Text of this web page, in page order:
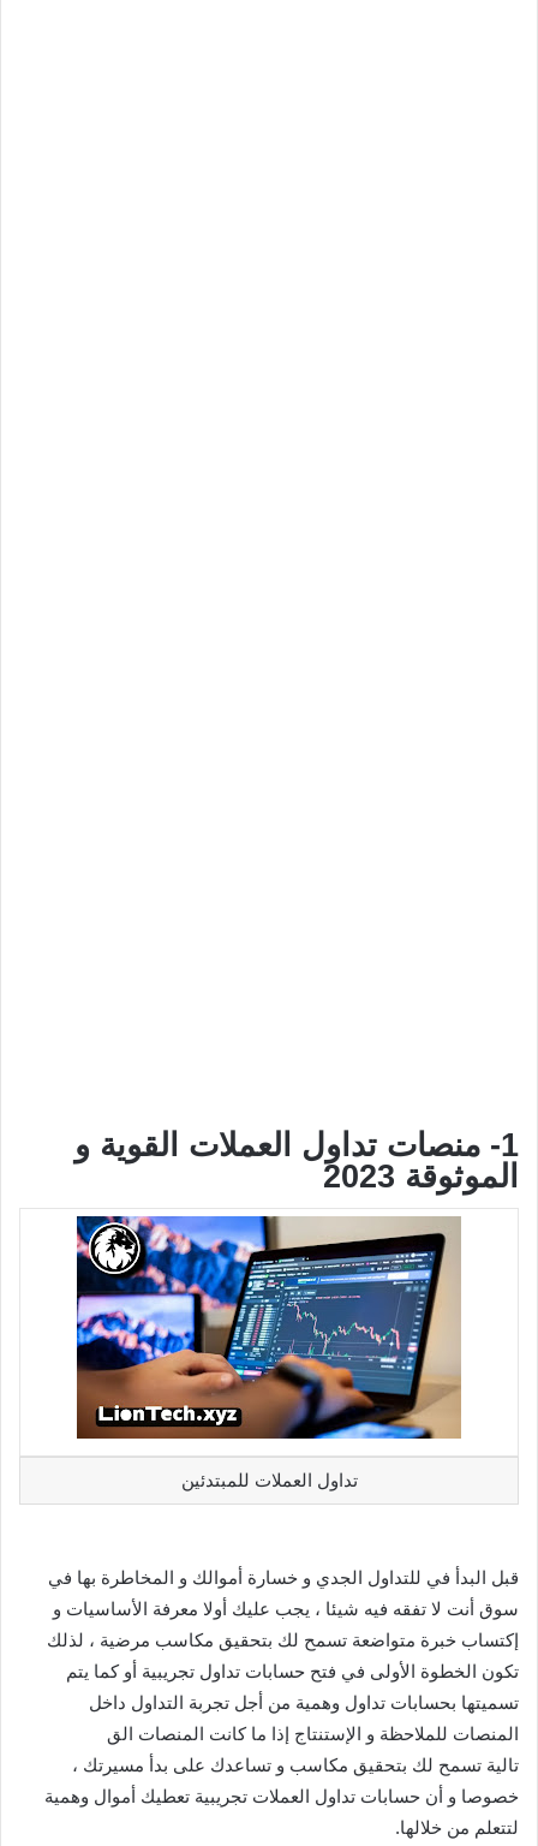
1- منصات تداول العملات القوية و
الموثوقة 2023
تداول العملات للمبتدئين
قبل البدأ في للتداول الجدي و خسارة أموالك و المخاطرة بها في
سوق أنت لا تفقه فيه شيئا ، يجب عليك أولا معرفة الأساسيات و
إكتساب خبرة متواضعة تسمح لك بتحقيق مكاسب مرضية ، لذلك
تكون الخطوة الأولى في فتح حسابات تداول تجريبية أو كما يتم
تسميتها بحسابات تداول وهمية من أجل تجربة التداول داخل
المنصات للملاحظة و الإستنتاج إذا ما كانت المنصات الق
تالية تسمح لك بتحقيق مكاسب و تساعدك على بدأ مسيرتك ،
خصوصا و أن حسابات تداول العملات تجريبية تعطيك أموال وهمية
لتتعلم من خلالها.